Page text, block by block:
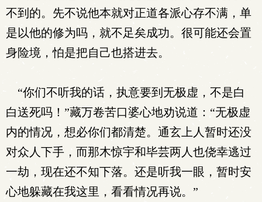
不到的。先不说他本就对正道各派心存不满，单
是以他的修为吗，就不足矣成功。很可能还会置
身险境，怕是把自己也搭进去。
“你们不听我的话，执意要到无极虚，不是白
白送死吗！”藏万卷苦口婆心地劝说道：“无极虚
内的情况，想必你们都清楚。通玄上人暂时还没
对众人下手，而那木惊宇和毕芸两人也侥幸逃过
一劫，现在还不知下落。还是听我一眼，暂时安
心地躲藏在我这里，看看情况再说。”